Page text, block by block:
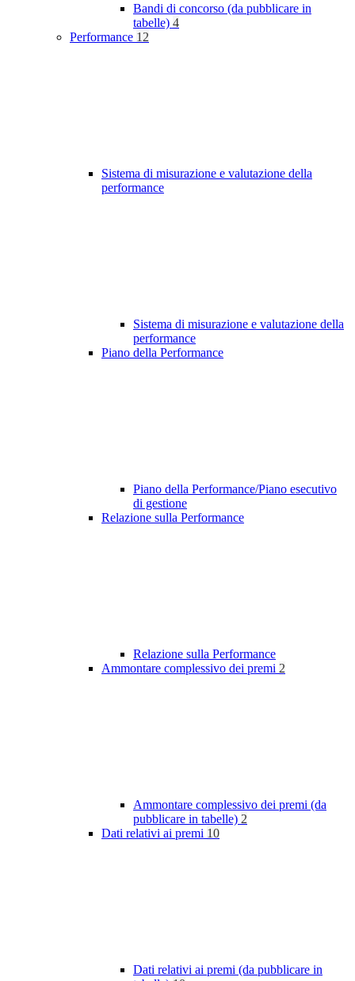
Bandi di concorso (da pubblicare in
tabelle) 4
Performance 12
Sistema di misurazione e valutazione della
performance
Sistema di misurazione e valutazione della
performance
Piano della Performance
Piano della Performance/Piano esecutivo
di gestione
Relazione sulla Performance
Relazione sulla Performance
Ammontare complessivo dei premi 2
Ammontare complessivo dei premi (da
pubblicare in tabelle) 2
Dati relativi ai premi 10
Dati relativi ai premi (da pubblicare in